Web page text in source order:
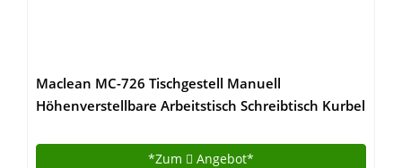
Maclean MC-726 Tischgestell Manuell
Höhenverstellbare Arbeitstisch Schreibtisch Kurbel
*Zum Angebot*